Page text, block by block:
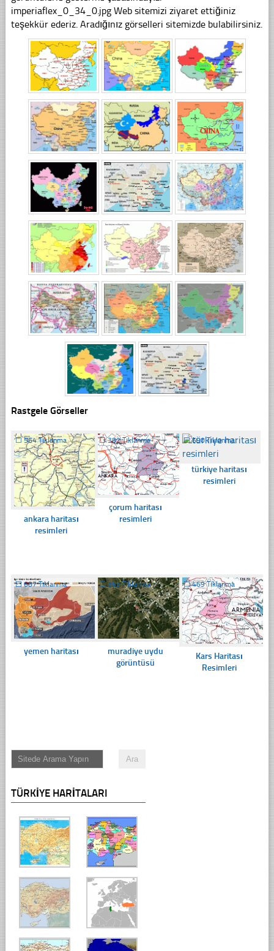
imperiaflex_0_34_0.jpg Web sitemizi ziyaret ettiğiniz
teşekkür ederiz. Aradığınız görselleri sitemizde bulabilirsiniz.
Rastgele Görseller
☐564 Tıklanma
ankara haritası
resimleri
☐382 Tıklanma
çorum haritası
resimleri
☐690 Tıklanma
türkiye haritası
resimleri
☐687 Tıklanma
yemen haritası
☐ 365 Tıklanma
muradiye uydu
görüntüsü
☐469 Tıklanma
Kars Haritası
Resimleri
TÜRKIYE HARITALARI